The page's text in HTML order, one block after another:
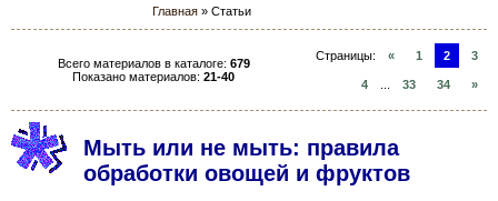
Главная» Статьи
Всего материалов в каталоге: 679
Показано материалов: 21-40
Страницы: « 1 2 3
4 33 34 »
Мыть или не мыть: правила
обработки овощей и фруктов